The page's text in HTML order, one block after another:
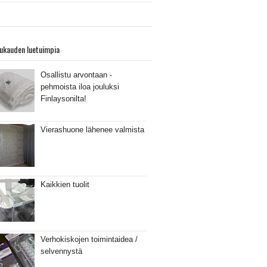
luetuimpia
Osallistu arvontaan -
pehmoista iloa jouluksi
Finlaysonilta!
Vierashuone lähenee valmista
Kaikkien tuolit
Verhokiskojen toimintaidea /
selvennystä